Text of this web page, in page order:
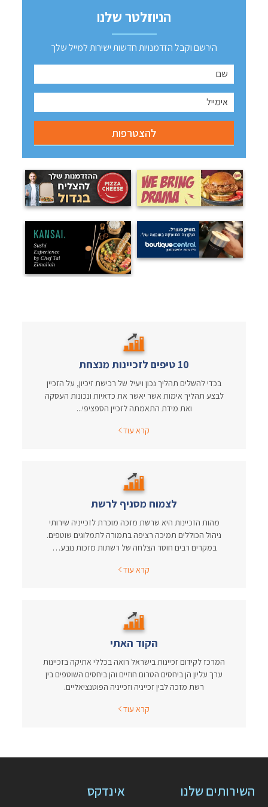
הניוזלטר שלנו
הירשם וקבל הזדמנויות חדשות ישירות למייל שלך
10 טיפים לזכיינות מנצחת
בכדי להשלים תהליך נכון ויעיל של רכישת זיכיון, על הזכיין
לבצע תהליך אימות אשר יאשר את כדאיות ונכונות העסקה
ואת מידת התאמתה לזכיין הספציפי...
קרא עוד
לצמוח מסניף לרשת
מהות הזכיינות היא שרשת מזכה מוכרת לזכייניה שירותי
ניהול הכוללים תמיכה רציפה בתמורה לתמלוגים שוטפים.
במקרים רבים חוסר הצלחה של רשתות מזכות נובע…
קרא עוד
הקוד האתי
המרכז לקידום זכיינות בישראל רואה בכללי אתיקה בזכיינות
ערך עליון הן ביחסים הטרום חוזיים והן ביחסים השוטפים בין
רשת מזכה לבין זכייניה וזכייניה הפוטנציאליים.
קרא עוד
השירותים שלנו אינדקס